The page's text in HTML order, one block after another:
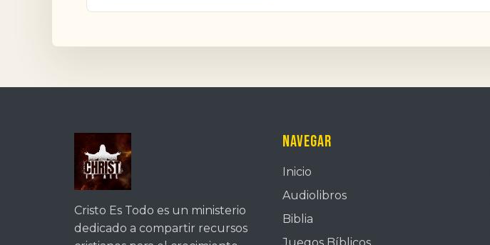
Cristo Es Todo es un ministerio
dedicado a compartir recursos
Navegar
Inicio
Audiolibros
Biblia